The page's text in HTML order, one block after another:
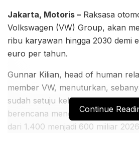
Jakarta, Motoris – Raksasa
Volkswagen (VW) Group, akan
ribu karyawan hingga 2030 demi
euro per tahun.
Gunnar Kilian, head of human
member VW, menuturkan,
sudah setuju keluar secara
berencana mengurangi
dari 1.400 menjadi 600 miiliar
Continue